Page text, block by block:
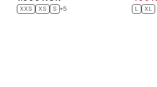
XXS XS S +5 L XL